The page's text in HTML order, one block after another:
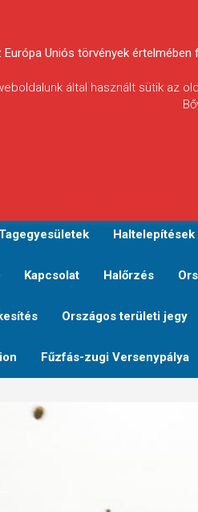
Horgász
Tagegyesületek Haltelepítések
Kapcsolat Halőrzés
Országos területi jegy
Fűzfás-zugi Versenypálya
Európa Uniós törvények értelmében
által használt sütik az